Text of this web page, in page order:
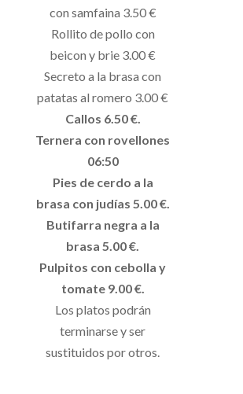
con samfaina 3.50 €
Rollito de pollo con
beicon y brie 3.00 €
Secreto a la brasa con
patatas al romero 3.00 €
Callos 6.50 €.
Ternera con rovellones
06:50
Pies de cerdo a la
brasa con judías 5.00 €.
Butifarra negra a la
brasa 5.00 €.
Pulpitos con cebolla y
tomate 9.00 €.
Los platos podrán
terminarse y ser
sustituidos por otros.